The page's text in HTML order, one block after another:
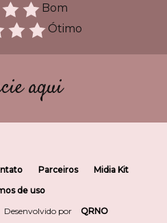
Bom
Ótimo
aqui
Parceiros
Midia Kit
de uso
Desenvolvido por
QRNO